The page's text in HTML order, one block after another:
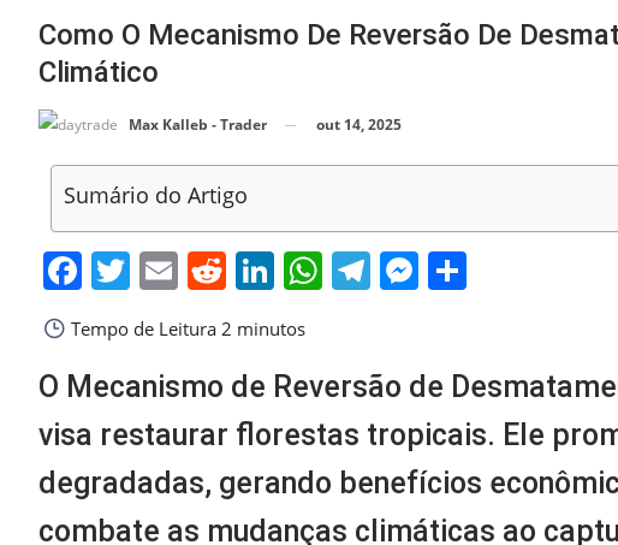
Como O Mecanismo De Reversão De
Climático
Max Kalleb - Trader out 14, 2025
Sumário do Artigo
Facebook
Twitter
EmailReddit
LinkedIn
WhatsApp
Telegram
Messenger
Tempo de Leitura 2 minutos
O Mecanismo de Reversão de
visa restaurar florestas tropicais. Ele
degradadas, gerando benefícios
combate as mudanças climáticas ao